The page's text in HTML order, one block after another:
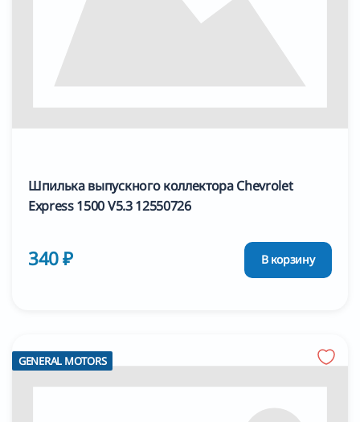
Шпилька выпускного коллектора Chevrolet
Express 1500 V5.3 12550726
340 ₽ В корзину
GENERAL MOTORS